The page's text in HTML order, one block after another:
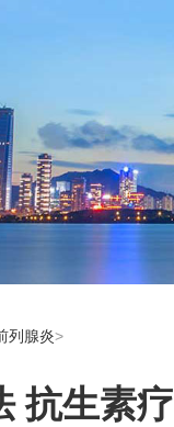
列腺炎>
抗生素